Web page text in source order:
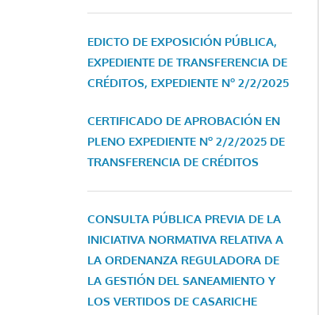
EDICTO DE EXPOSICIÓN PÚBLICA,
EXPEDIENTE DE TRANSFERENCIA DE
CRÉDITOS, EXPEDIENTE Nº 2/2/2025
CERTIFICADO DE APROBACIÓN EN
PLENO EXPEDIENTE Nº 2/2/2025 DE
TRANSFERENCIA DE CRÉDITOS
CONSULTA PÚBLICA PREVIA DE LA
INICIATIVA NORMATIVA RELATIVA A
LA ORDENANZA REGULADORA DE
LA GESTIÓN DEL SANEAMIENTO Y
LOS VERTIDOS DE CASARICHE